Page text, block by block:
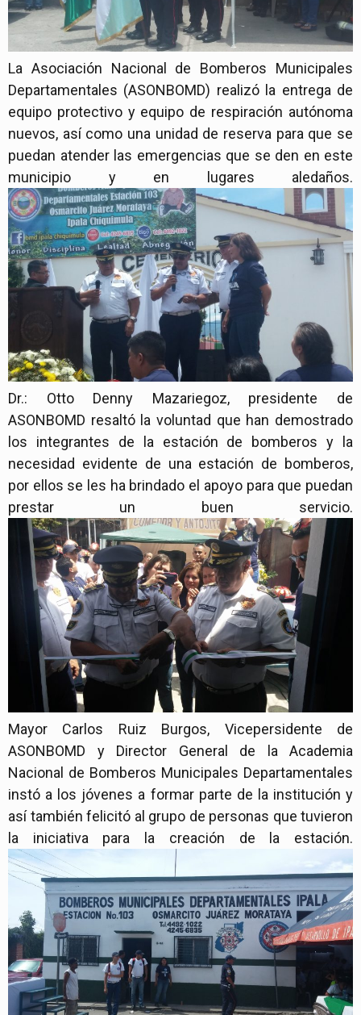
La Asociación Nacional de Bomberos Municipales
Departamentales (ASONBOMD) realizó la entrega de
equipo protectivo y equipo de respiración autónoma
nuevos, así como una unidad de reserva para que se
puedan atender las emergencias que se den en este
municipio y en lugares aledaños.
Dr.: Otto Denny Mazariegoz, presidente de
ASONBOMD resaltó la voluntad que han demostrado
los integrantes de la estación de bomberos y la
necesidad evidente de una estación de bomberos,
por ellos se les ha brindado el apoyo para que puedan
prestar un buen servicio.
Mayor Carlos Ruiz Burgos, Vicepersidente de
ASONBOMD y Director General de la Academia
Nacional de Bomberos Municipales Departamentales
instó a los jóvenes a formar parte de la institución y
así también felicitó al grupo de personas que tuvieron
la iniciativa para la creación de la estación.